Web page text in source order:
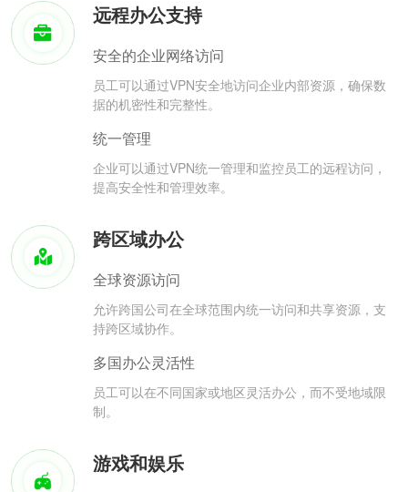
远程办公支持
安全的企业网络访问
员工可以通过VPN安全地访问企业内部资源，确保数
据的机密性和完整性。
统一管理
企业可以通过VPN统一管理和监控员工的远程访问，
提高安全性和管理效率。
跨区域办公
全球资源访问
允许跨国公司在全球范围内统一访问和共享资源，支
持跨区域协作。
多国办公灵活性
员工可以在不同国家或地区灵活办公，而不受地域限
制。
游戏和娱乐